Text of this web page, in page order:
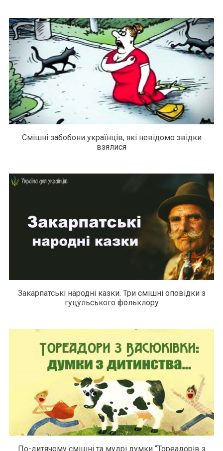
Смішні забобони українців, які невідомо звідки
взялися
Закарпатські народні казки. Три смішні оповідки з
гуцульського фольклору
По-дитячому смішні та мудрі думки “Тореадорів з